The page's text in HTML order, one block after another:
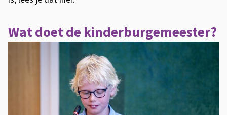
c
o
n
)
Wat doet de kinderburgemeester?